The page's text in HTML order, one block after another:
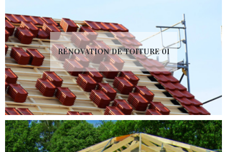
RÉNOVATION DE TOITURE 01